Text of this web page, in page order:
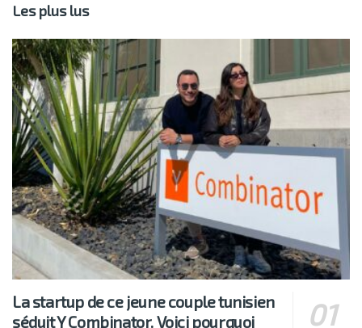
Les plus lus
La startup de ce jeune couple tunisien
séduit Y Combinator. Voici pourquoi